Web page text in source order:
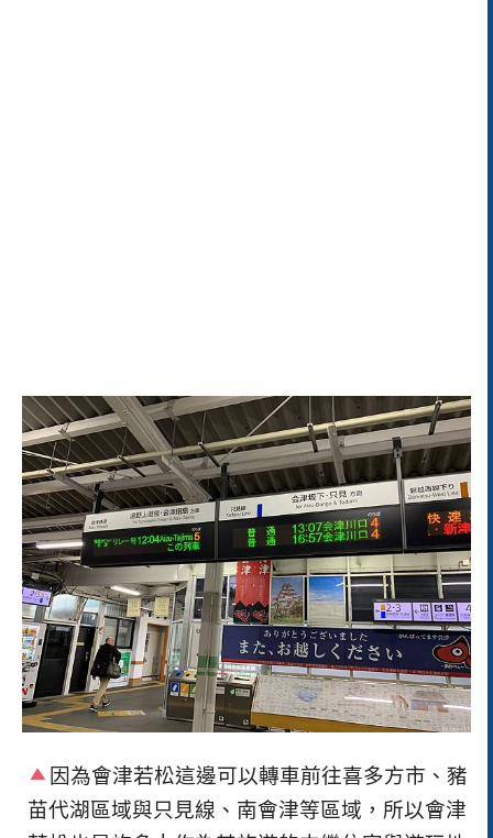
因為會津若松這邊可以轉車前往喜多方市、豬
苗代湖區域與只見線、南會津等區域，所以會津